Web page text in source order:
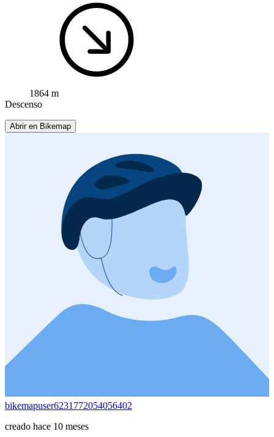
1864 m
Descenso
Abrir en Bikemap
bikemapuser6231772054056402
creado hace 10 meses